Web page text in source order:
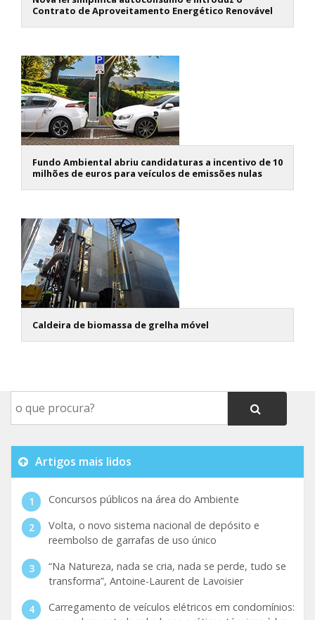
Contrato de Aproveitamento Energético Renovável
Fundo Ambiental abriu candidaturas a incentivo de 10
milhões de euros para veículos de emissões nulas
Caldeira de biomassa de grelha móvel
Artigos mais lidos
Concursos públicos na área do Ambiente
Volta, o novo sistema nacional de depósito e
reembolso de garrafas de uso único
“Na Natureza, nada se cria, nada se perde, tudo se
transforma”, Antoine-Laurent de Lavoisier
Carregamento de veículos elétricos em condomínios: